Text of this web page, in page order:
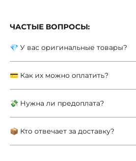
ЧАСТЫЕ ВОПРОСЫ:
💎 У вас оригинальные товары?
💳 Как их можно оплатить?
💸 Нужна ли предоплата?
📦 Кто отвечает за доставку?